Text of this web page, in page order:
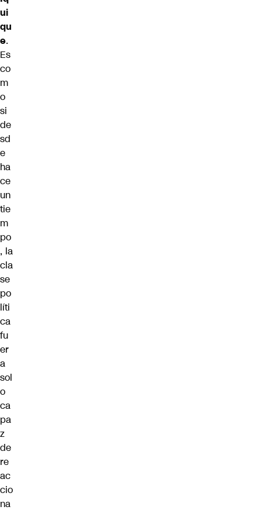
ui
qu
e.
Es
co
m
o
si
de
sd
e
ha
ce
un
tie
m
po
, la
cla
se
po
líti
ca
fu
er
a
sol
o
ca
pa
z
de
re
ac
cio
na